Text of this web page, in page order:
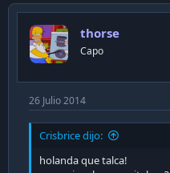
thorse
Capo
26 Julio 2014
Crisbrice dijo:
holanda que talca!